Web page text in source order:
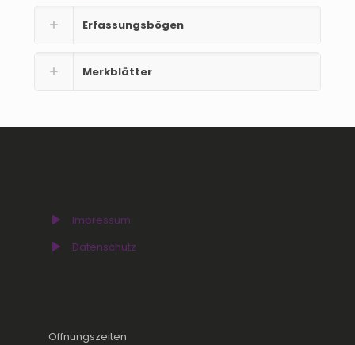
Erfassungsbögen
Merkblätter
Impressum
Datenschutz
Öffnungszeiten